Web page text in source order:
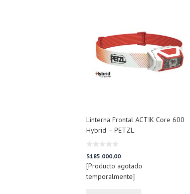
Linterna Frontal ACTIK Core 600
Hybrid – PETZL
0
d
e
5
$185.000,00
[Producto agotado
temporalmente]